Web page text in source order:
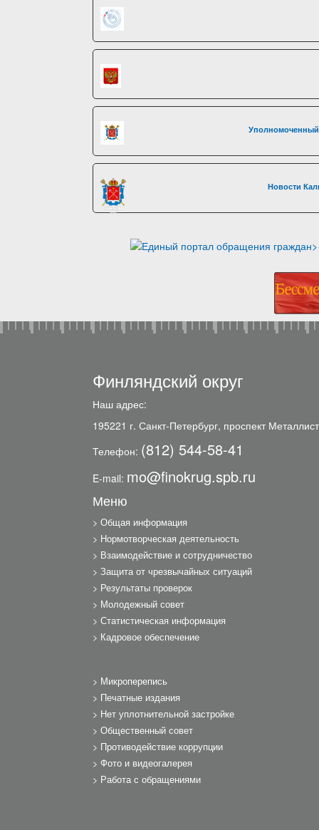
Уполномоченный
Новости
Финляндский округ
Наш адрес:
195221 г. Санкт-Петербург, проспект
Телефон: (812) 544-58-41
E-mail: mo@finokrug.spb.ru
Меню
Общая информация
Нормотворческая деятельность
Взаимодействие и сотрудничество
Защита от чрезвычайных ситуаций
Результаты проверок
Молодежный совет
Статистическая информация
Кадровое обеспечение
Микроперепись
Печатные издания
Нет уплотнительной застройке
Общественный совет
Противодействие коррупции
Фото и видеогалерея
Работа с обращениями